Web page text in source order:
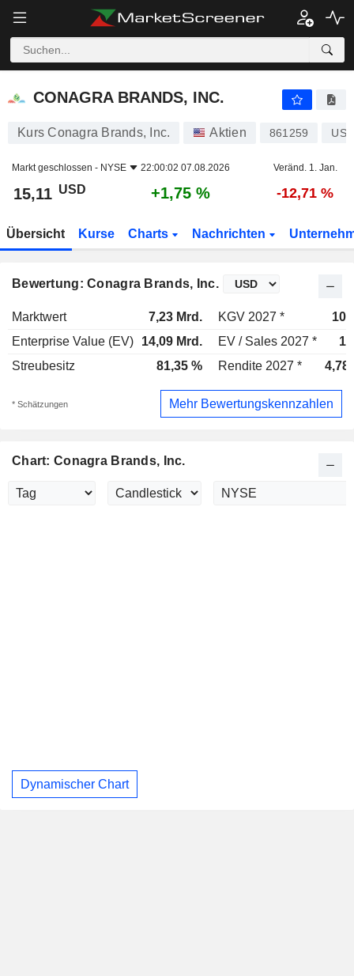
CONAGRA BRANDS, INC.
CONAGRA BRANDS, INC.
Kurs Conagra Brands, Inc. Aktien 861259
Markt geschlossen - NYSE 22:00:02 07.08.2026 Veränd. 1. Jan.
15,11 USD +1,75 % -12,71 %
Übersicht Kurse Charts Nachrichten
Bewertung: Conagra Brands, Inc.
Marktwert 7,23 Mrd. KGV 2027 *
Enterprise Value (EV)
14,09 Mrd. EV / Sales 2027 *
Streubesitz
81,35 % Rendite 2027 * 4,78
* Schätzungen Mehr Bewertungskennzahlen
Chart: Conagra Brands, Inc.
Dynamischer Chart